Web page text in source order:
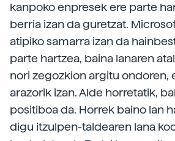
kanpoko enpresek ere parte
berria izan da guretzat.
atipiko samarra izan da
parte hartzea, baina lanaren
nori zegozkion argitu ondoren,
arazorik izan. Alde horretatik,
positiboa da. Horrek baino lan
digu itzulpen-taldearen lana